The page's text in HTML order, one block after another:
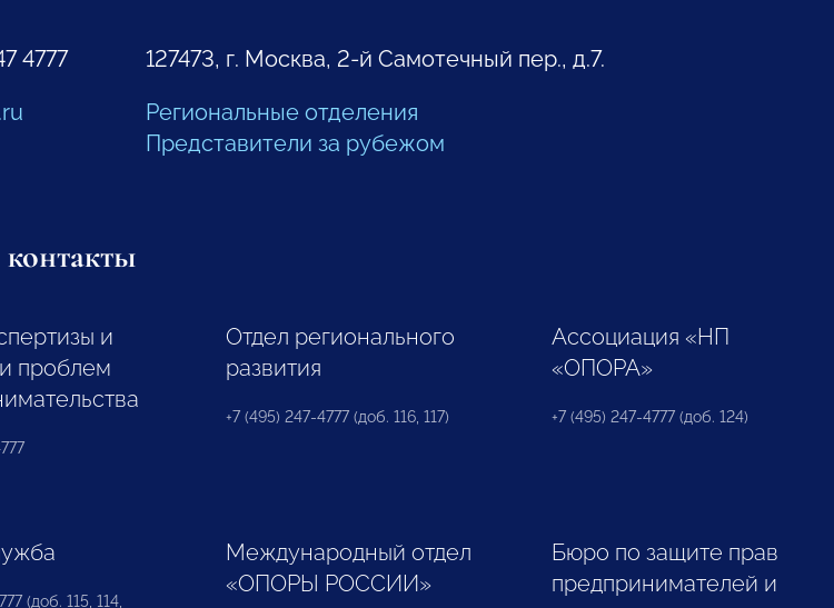
4777
127473, г. Москва, 2-й Самотечный пер., д.7.
Региональные отделения
Представители за рубежом
и
проблем
Отдел регионального
развития
+7 (495) 247-4777 (доб. 116, 117)
Ассоциация «НП
«ОПОРА»
+7 (495) 247-4777 (доб. 124)
(доб. 115, 114,
Международный отдел
«ОПОРЫ РОССИИ»
Бюро по защите прав
предпринимателей и